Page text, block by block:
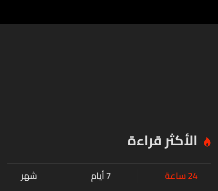
الأكثر قراءة
24 ساعة 7 أيام شهر